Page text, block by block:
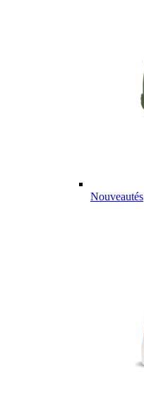
Nouveautés